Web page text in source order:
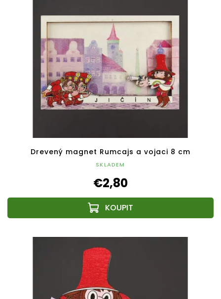
Drevený magnet Rumcajs a vojaci 8 cm
SKLADEM
€2,80